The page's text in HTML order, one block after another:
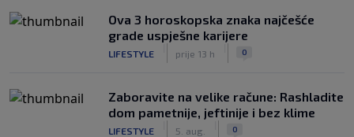
Ova 3 horoskopska znaka najčešće
grade uspješne karijere
LIFESTYLE prije 13 h 0
Zaboravite na velike račune: Rashladite
dom pametnije, jeftinije i bez klime
LIFESTYLE 5. aug. 0